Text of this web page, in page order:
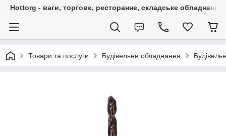
Hottorg - ваги, торгове, ресторанне, складське обладнання
Товари та послуги Будівельне обладнання